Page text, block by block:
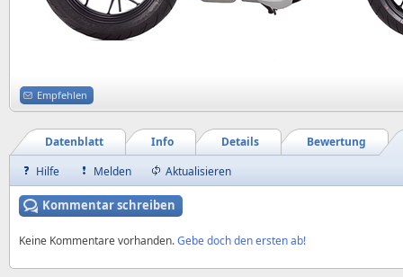
Empfehlen
Bewertung
Details
Info
Datenblatt
Hilfe
Melden Aktualisieren
Kommentar schreiben
Keine Kommentare vorhanden.Gebe doch den ersten ab!